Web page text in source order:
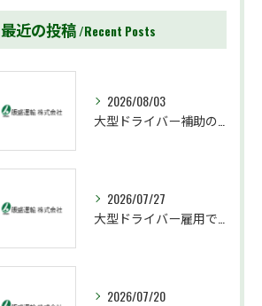
最近の投稿 Recent Posts
2026/08/03
2026/07/27
2026/07/20